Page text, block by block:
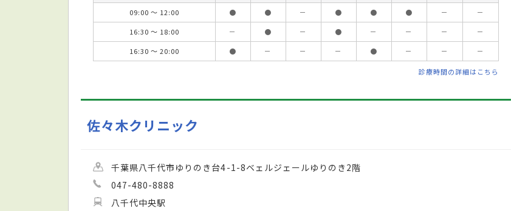
09:00 ～ 12:00
● ● － ● ● ● －
－
16:30 ～ 18:00
－ ● － ● － － －
－
16:30 ～ 20:00
● － － － ● － － －
診療時間の詳細はこちら
佐々木クリニック
千葉県八千代市ゆりのき台4-1-8ベェルジェールゆりのき2階
047-480-8888
八千代中央駅